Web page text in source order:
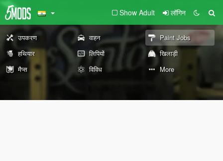
Show Adult लॉगिन
उपकरण वाहन
Paint Jobs
हथियार
लिपियों
खिलाड़ी
मैप्स
विविध More